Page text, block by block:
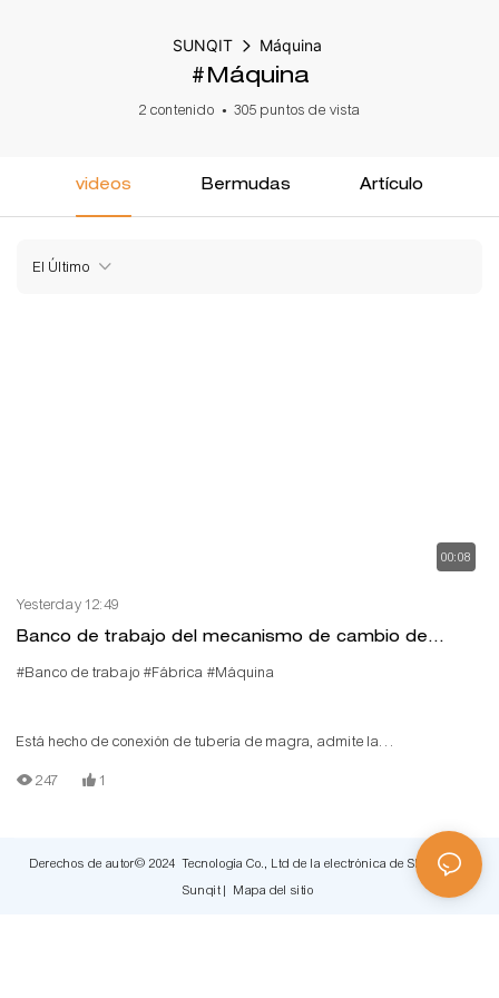
SUNQIT Máquina
#Máquina
2 contenido 305 puntos de vista
videos Bermudas Artículo
El Último
00:08
Yesterday 12:49
Banco de trabajo del mecanismo de cambio de
#Banco de trabajo #Fábrica #Máquina
Está hecho de conexión de tubería de magra, admite la
personalización
247 1
Derechos de autor© 2024 Tecnología Co., Ltd de la electrónica de Shenzhen
Sunqit |Mapa del sitio